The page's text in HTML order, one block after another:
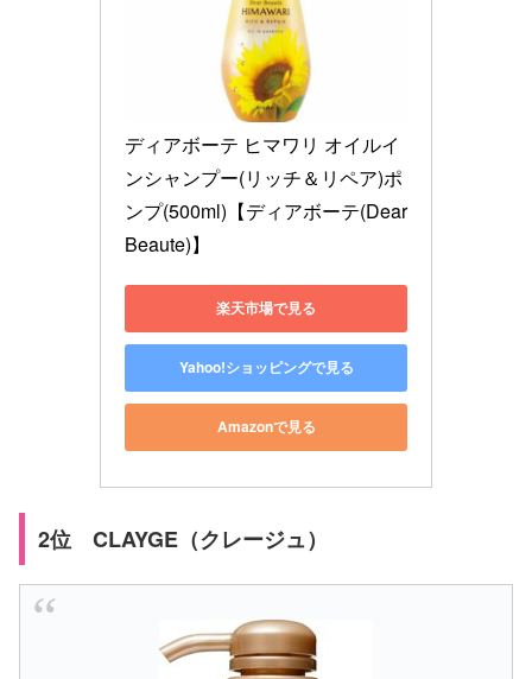
ディアボーテ ヒマワリ オイルイ
ンシャンプー(リッチ＆リペア)ポ
ンプ(500ml)【ディアボーテ(Dear
Beaute)】
楽天市場で見る
Yahoo!ショッピングで見る
Amazonで見る
2位 CLAYGE（クレージュ）